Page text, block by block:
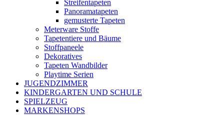
Streifentapeten
Panoramatapeten
gemusterte Tapeten
Meterware Stoffe
Tapetentiere und Bäume
Stoffpaneele
Dekoratives
Tapeten Wandbilder
Playtime Serien
JUGENDZIMMER
KINDERGARTEN UND SCHULE
SPIELZEUG
MARKENSHOPS